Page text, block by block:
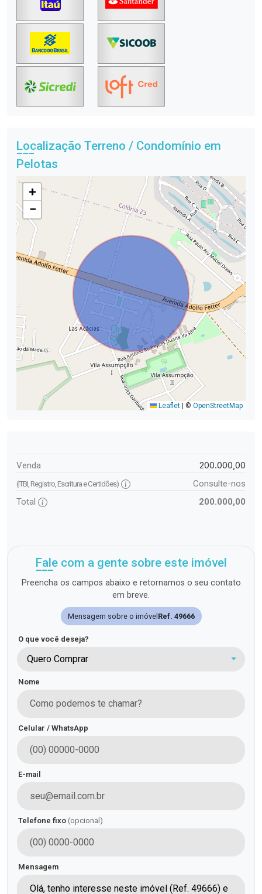
Localização Terreno / Condomínio em
Pelotas
+
−
Leaflet © OpenStreetMap
Venda 200.000,00
(ITBI, Registro, Escritura e Certidões)
Consulte-nos
Total
200.000,00
Fale com a gente sobre este imóvel
Preencha os campos abaixo e retornamos o seu contato
em breve.
Mensagem sobre o imóvel Ref. 49666
O que você deseja?
Quero Comprar
Nome
Celular / WhatsApp
E-mail
Telefone fixo (opcional)
Mensagem